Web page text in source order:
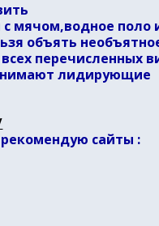
с мячом,водное поло
объять
перечисленных
лидирующие
сайты :